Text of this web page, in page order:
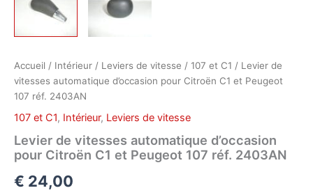
Accueil / Intérieur / Leviers de vitesse / 107 et C1 / Levier de
vitesses automatique d’occasion pour Citroën C1 et Peugeot
107 réf. 2403AN
107 et C1, Intérieur, Leviers de vitesse
Levier de vitesses automatique d’occasion
pour Citroën C1 et Peugeot 107 réf. 2403AN
€ 24,00